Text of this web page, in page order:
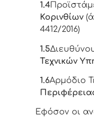
1.4
Κορινθίων
4412/2016)
1.5
Τεχνικών
1.6Αρμόδιο
Εφόσον οι